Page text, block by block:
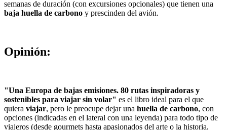
semanas de duración (con excursiones opcionales) que tienen una
baja huella de carbono y prescinden del avión.
Opinión:
"Una Europa de bajas emisiones. 80 rutas inspiradoras y
sostenibles para viajar sin volar" es el libro ideal para el que
quiera viajar, pero le preocupe dejar una huella de carbono, con
opciones (indicadas en el lateral con una leyenda) para todo tipo de
viajeros (desde gourmets hasta apasionados del arte o la historia,